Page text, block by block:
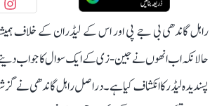
راہل گاندھی بی جے پی اور اس کے لیڈران کے خلاف
حالانکہ اب انھوں نے جین-زی کے ایک سوال کا جواب
پسندیدہ لیڈر کا انکشاف کیا ہے۔ دراصل راہل گاندھی نے